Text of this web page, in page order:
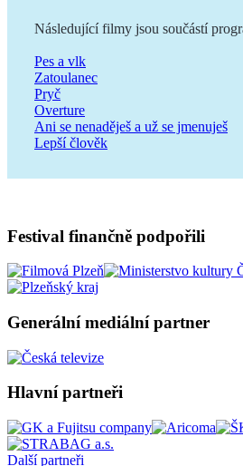
Následující filmy jsou součástí
Pes a vlk
Zatoulanec
Pryč
Overture
Ani se nenaděješ a už se jmenuješ
Lepší člověk
Festival finančně podpořili
Generální mediální partner
Hlavní partneři
Další partneři